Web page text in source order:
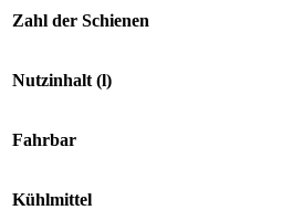
Zahl der Schienen
Nutzinhalt (l)
Fahrbar
Kühlmittel